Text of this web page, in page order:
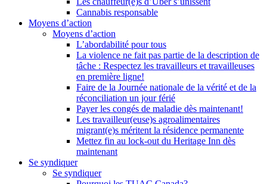
Cannabis responsable
Moyens d’action
Moyens d’action
L’abordabilité pour tous
La violence ne fait pas partie de la description de
tâche : Respectez les travailleurs et travailleuses
en première ligne!
Faire de la Journée nationale de la vérité et de la
réconciliation un jour férié
Payer les congés de maladie dès maintenant!
Les travailleur(euse)s agroalimentaires
migrant(e)s méritent la résidence permanente
Mettez fin au lock-out du Heritage Inn dès
maintenant
Se syndiquer
Se syndiquer